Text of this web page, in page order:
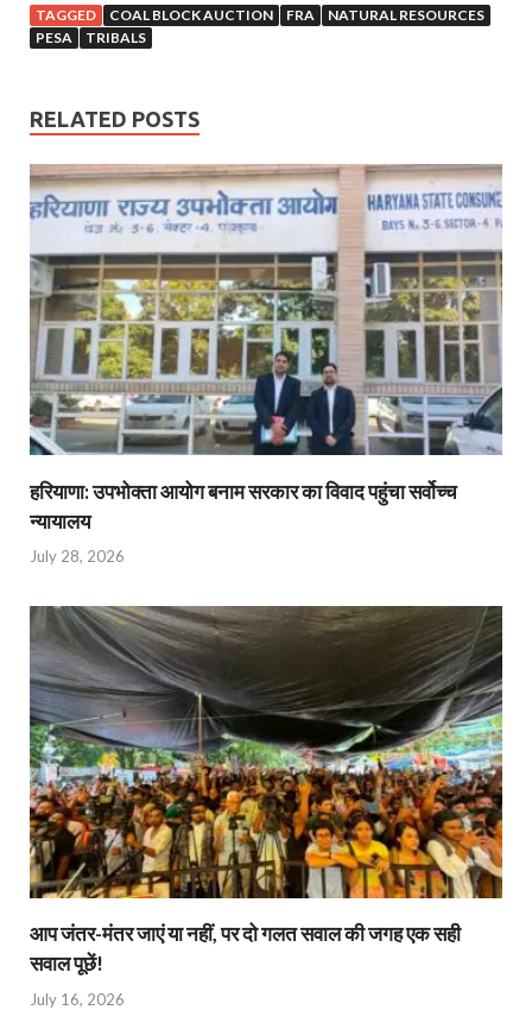
TAGGED COAL BLOCK AUCTION FRA
NATURAL RESOURCES
PESA
TRIBALS
RELATED POSTS
हरियाणा: उपभोक्ता आयोग बनाम सरकार का विवाद पहुंचा सर्वोच्च
न्यायालय
July 28, 2026
आप जंतर-मंतर जाएं या नहीं, पर दो गलत सवाल की जगह एक सही
सवाल पूछें!
July 16, 2026